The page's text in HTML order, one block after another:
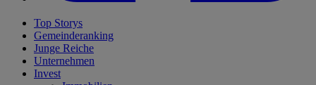
Top Storys
Gemeinderanking
Junge Reiche
Unternehmen
Invest